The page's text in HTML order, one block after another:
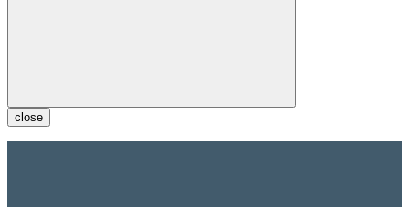
close